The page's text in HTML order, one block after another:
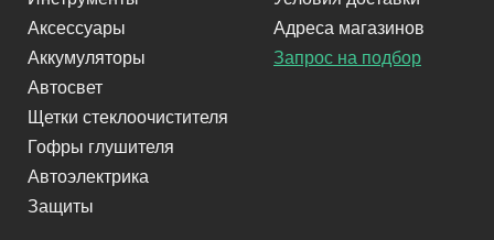
Аксессуары
Аккумуляторы
Автосвет
Щетки стеклоочистителя
Гофры глушителя
Автоэлектрика
Защиты
Адреса магазинов
Запрос на подбор